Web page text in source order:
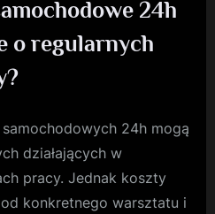
24h
o regularnych
24h mogą
działających w
pracy. Jednak koszty
konkretnego warsztatu i